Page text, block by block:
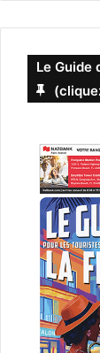
Le Guide